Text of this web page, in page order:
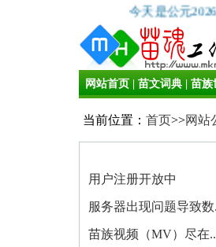
今天是公元
网站首页 苗文词典 苗族
当前位置： 首页>>网站
用户注册开放中
服务器出现问题导致数
苗族视频（MV）尽在